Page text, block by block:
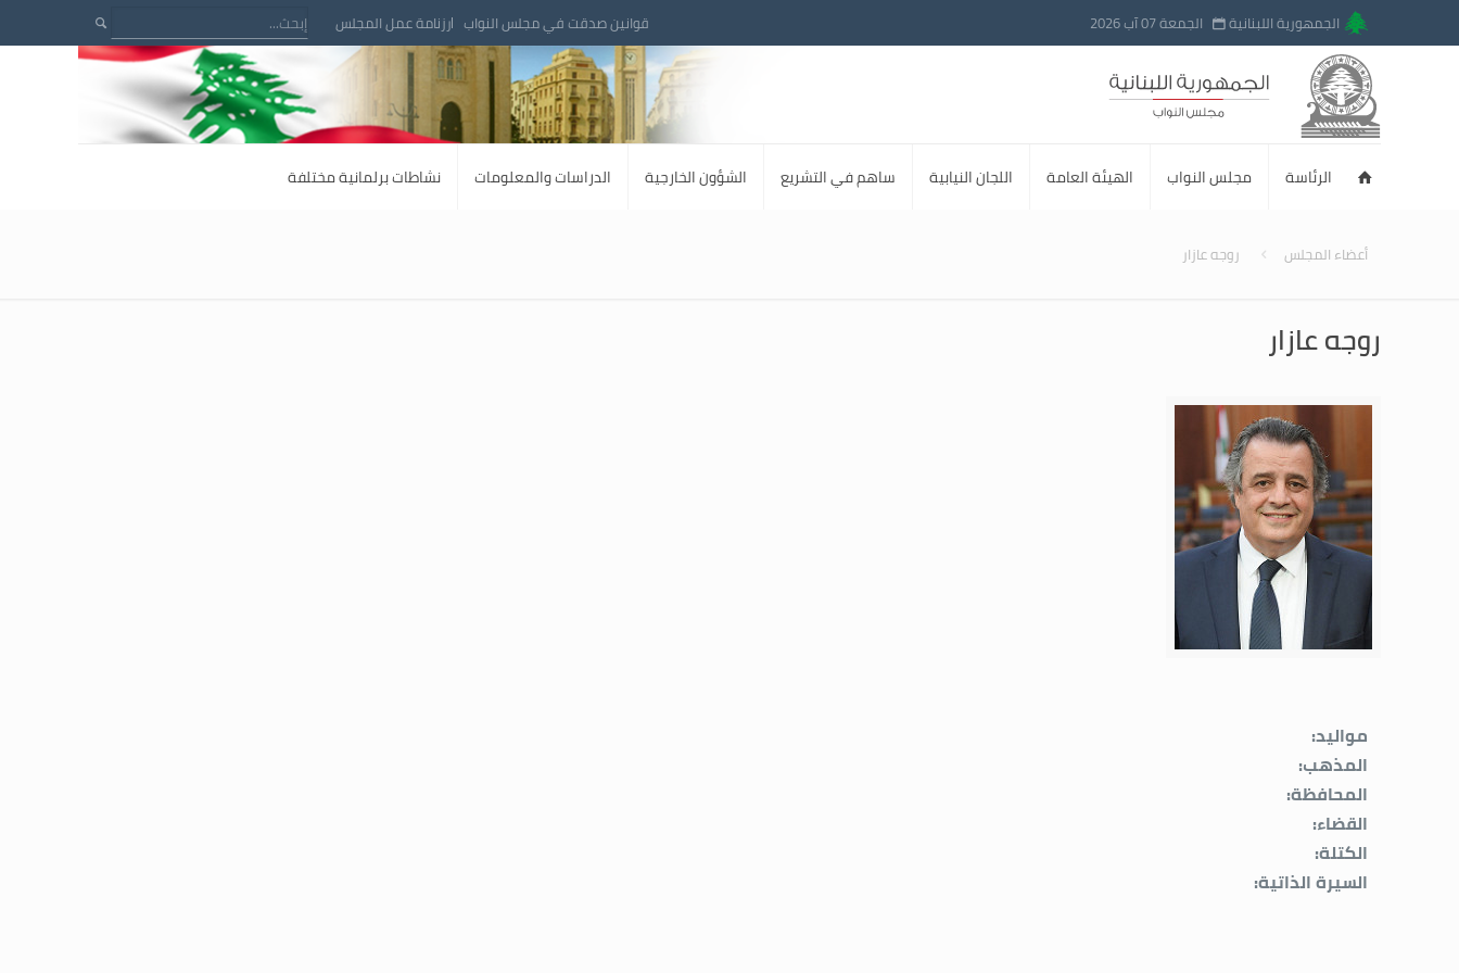
الجمهورية اللبنانية الجمعة 07 آب 2026 قوانين صدقت في مجلس النواب رزنامة عمل المجلس
الرئاسة مجلس النواب الهيئة العامة اللجان النيابية ساهم في التشريع الشؤون الخارجية الدراسات والمعلومات نشاطات برلمانية مختلفة
أعضاء المجلس روجه عازار
روجه عازار
مواليد:
المذهب:
المحافظة:
القضاء:
الكتلة:
السيرة الذاتية: